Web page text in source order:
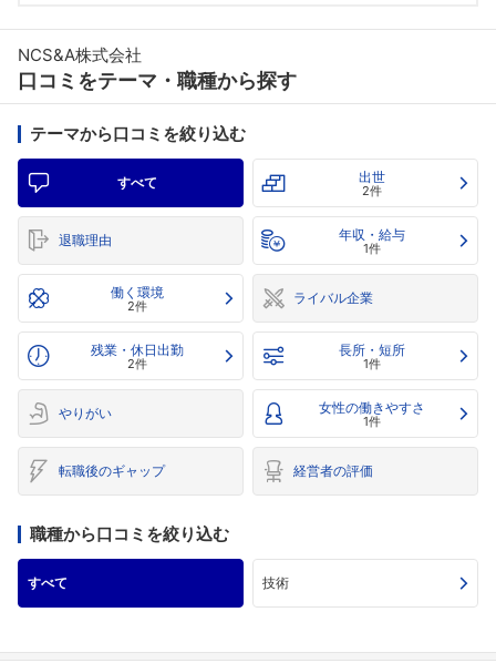
NCS&A株式会社
口コミをテーマ・職種から探す
テーマから口コミを絞り込む
すべて 出世
2件
退職理由 年収・給与
1件
働く環境
2件 ライバル企業
残業・休日出勤
2件
長所・短所
1件
やりがい 女性の働きやすさ
1件
転職後のギャップ 経営者の評価
職種から口コミを絞り込む
すべて 技術